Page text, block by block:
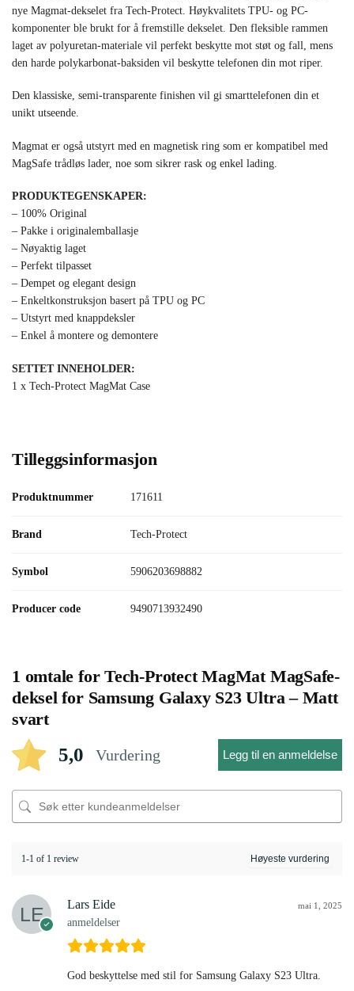
nye Magmat-dekselet fra Tech-Protect. Høykvalitets TPU- og PC-
komponenter ble brukt for å fremstille dekselet. Den fleksible rammen
laget av polyuretan-materiale vil perfekt beskytte mot støt og fall, mens
den harde polykarbonat-baksiden vil beskytte telefonen din mot riper.
Den klassiske, semi-transparente finishen vil gi smarttelefonen din et
unikt utseende.
Magmat er også utstyrt med en magnetisk ring som er kompatibel med
MagSafe trådløs lader, noe som sikrer rask og enkel lading.
PRODUKTEGENSKAPER:
– 100% Original
– Pakke i originalemballasje
– Nøyaktig laget
– Perfekt tilpasset
– Dempet og elegant design
– Enkeltkonstruksjon basert på TPU og PC
– Utstyrt med knappdeksler
– Enkel å montere og demontere
SETTET INNEHOLDER:
1 x Tech-Protect MagMat Case
Tilleggsinformasjon
Produktnummer 171611
Brand Tech-Protect
Symbol 5906203698882
Producer code 9490713932490
1 omtale forTech-Protect MagMat MagSafe-
deksel for Samsung Galaxy S23 Ultra – Matt
svart
5,0 Vurdering Legg til en anmeldelse
1-1 of 1 review
Lars Eide
anmeldelser
mai 1, 2025
God beskyttelse med stil for Samsung Galaxy S23 Ultra.